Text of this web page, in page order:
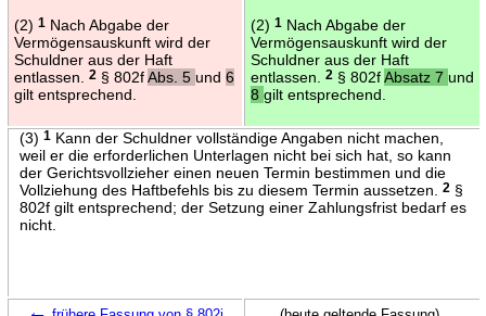
(2) 1Nach Abgabe der
Vermögensauskunft wird der
Schuldner aus der Haft
entlassen.
2§ 802fAbs. 5 und 6
gilt entsprechend.
(2) 1Nach Abgabe der
Vermögensauskunft wird der
Schuldner aus der Haft
entlassen.
2§ 802fAbsatz 7 und
8 gilt entsprechend.
(3) 1Kann der Schuldner vollständige Angaben nicht machen,
weil er die erforderlichen Unterlagen nicht bei sich hat, so kann
der Gerichtsvollzieher einen neuen Termin bestimmen und die
Vollziehung des Haftbefehls bis zu diesem Termin aussetzen.
2§
802f gilt entsprechend; der Setzung einer Zahlungsfrist bedarf es
nicht.
←